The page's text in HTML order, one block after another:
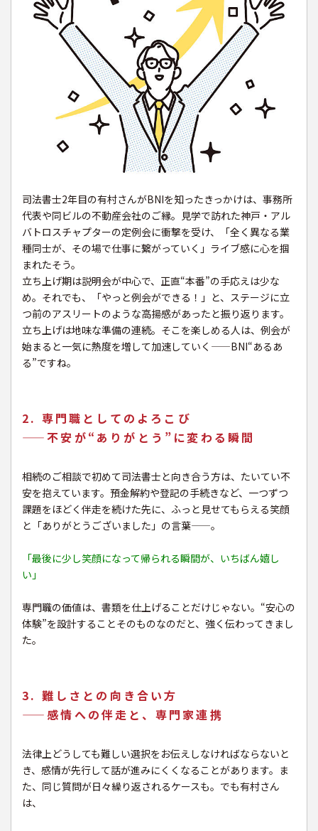
司法書士2年目の有村さんがBNIを知ったきっかけは、事務所
代表や同ビルの不動産会社のご縁。見学で訪れた神戸・アル
バトロスチャプターの定例会に衝撃を受け、「全く異なる業
種同士が、その場で仕事に繋がっていく」ライブ感に心を掴
まれたそう。
立ち上げ期は説明会が中心で、正直“本番”の手応えは少な
め。それでも、「やっと例会ができる！」と、ステージに立
つ前のアスリートのような高揚感があったと振り返ります。
立ち上げは地味な準備の連続。そこを楽しめる人は、例会が
始まると一気に熱度を増して加速していく——BNI“あるあ
る”ですね。
2. 専門職としてのよろこび
——不安が“ありがとう”に変わる瞬間
相続のご相談で初めて司法書士と向き合う方は、たいてい不
安を抱えています。預金解約や登記の手続きなど、一つずつ
課題をほどく伴走を続けた先に、ふっと見せてもらえる笑顔
と「ありがとうございました」の言葉——。
「最後に少し笑顔になって帰られる瞬間が、いちばん嬉し
い」
専門職の価値は、書類を仕上げることだけじゃない。“安心の
体験”を設計することそのものなのだと、強く伝わってきまし
た。
3. 難しさとの向き合い方
——感情への伴走と、専門家連携
法律上どうしても難しい選択をお伝えしなければならないと
き、感情が先行して話が進みにくくなることがあります。ま
た、同じ質問が日々繰り返されるケースも。でも有村さん
は、